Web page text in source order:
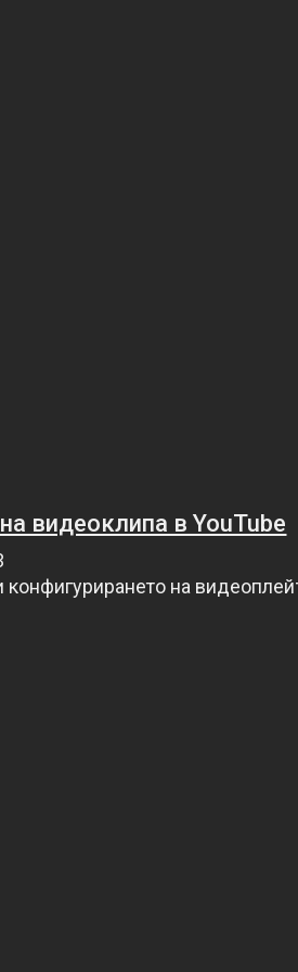
видеоклипа в YouTube
конфигурирането на